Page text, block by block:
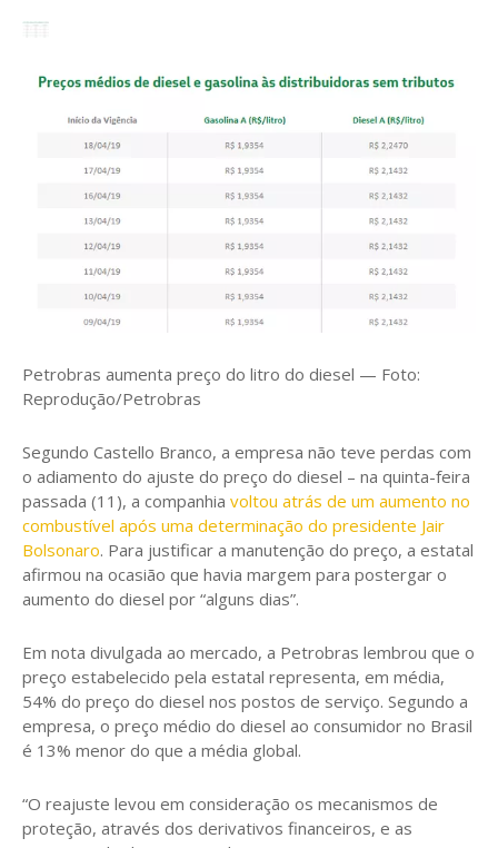
Petrobras aumenta preço do litro do diesel — Foto:
Reprodução/Petrobras
Segundo Castello Branco, a empresa não teve perdas com
o adiamento do ajuste do preço do diesel – na quinta-feira
passada (11), a companhia voltou atrás de um aumento no
combustível após uma determinação do presidente Jair
Bolsonaro. Para justificar a manutenção do preço, a estatal
afirmou na ocasião que havia margem para postergar o
aumento do diesel por “alguns dias”.
Em nota divulgada ao mercado, a Petrobras lembrou que o
preço estabelecido pela estatal representa, em média,
54% do preço do diesel nos postos de serviço. Segundo a
empresa, o preço médio do diesel ao consumidor no Brasil
é 13% menor do que a média global.
“O reajuste levou em consideração os mecanismos de
proteção, através dos derivativos financeiros, e as